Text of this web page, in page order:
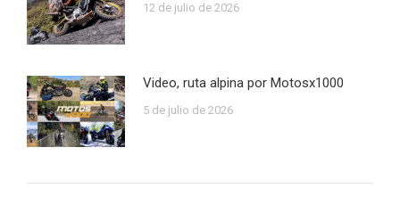
12 de julio de 2026
Video, ruta alpina por Motosx1000
5 de julio de 2026